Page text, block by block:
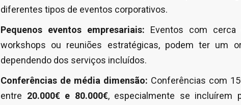
diferentes tipos de eventos corporativos.
Pequenos eventos empresariais: Eventos com
workshops ou reuniões estratégicas, podem ter um
dependendo dos serviços incluídos.
Conferências de média dimensão: Conferências com
entre 20.000€ e 80.000€, especialmente se incluírem